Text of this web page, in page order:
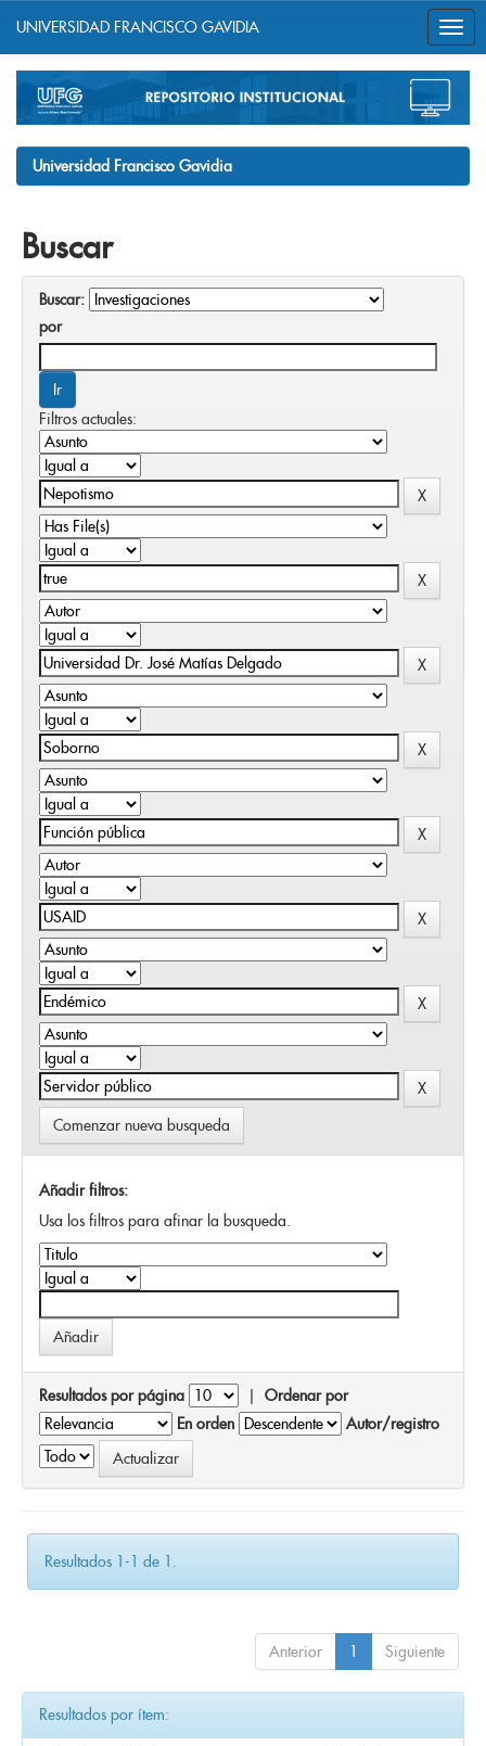
navigation
UNIVERSIDAD FRANCISCO GAVIDIA
Universidad Francisco Gavidia
Buscar
Buscar:
por
Filtros actuales:
Comenzar nueva busqueda
Añadir filtros:
Usa los filtros para afinar la busqueda.
Resultados por página | Ordenar por
En orden
Autor/registro
Resultados 1-1 de 1.
Anterior 1 Siguiente
Resultados por ítem: